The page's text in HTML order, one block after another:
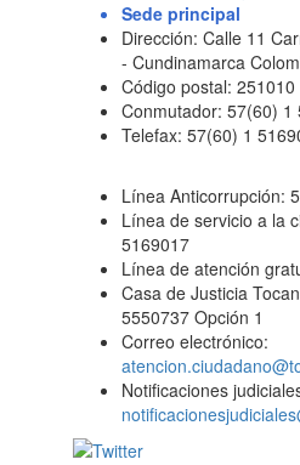
Sede principal
Dirección: Calle 11
- Cundinamarca
Código postal: 251010
Conmutador: 57(60) 1
Telefax: 57(60) 1
Línea Anticorrupción:
Línea de servicio a la
5169017
Línea de atención
Casa de Justicia
5550737 Opción 1
Correo electrónico:
Notificaciones